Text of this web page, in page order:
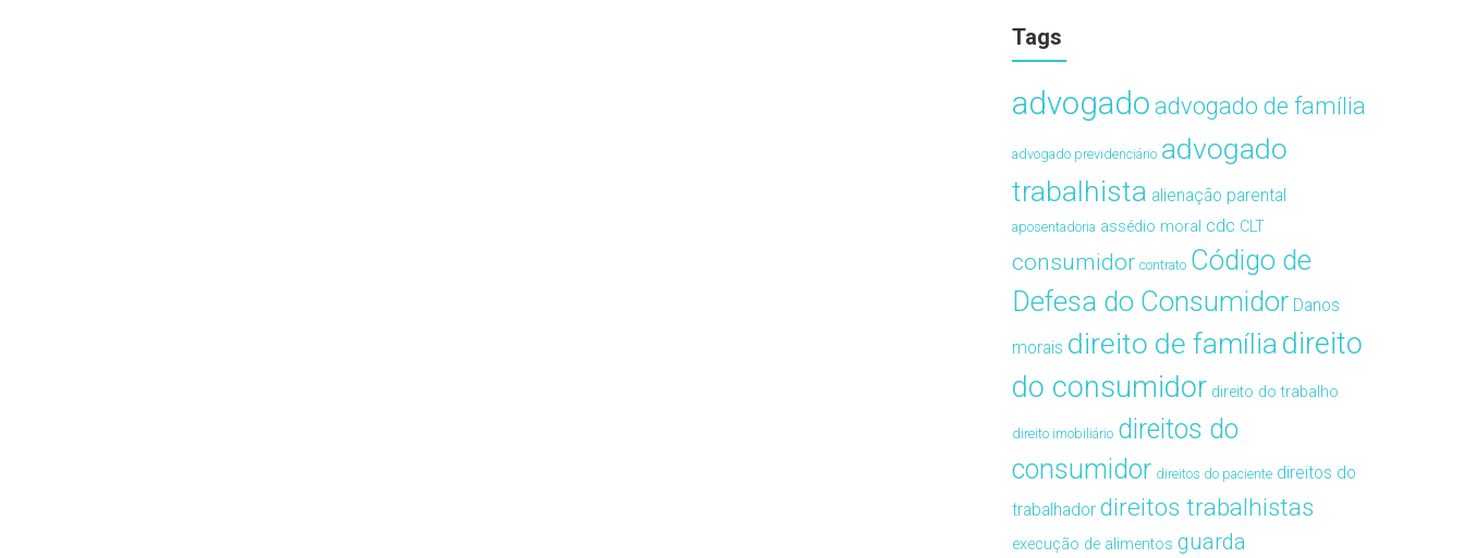
Tags
advogado advogado de família
advogado previdenciário advogado
trabalhista alienação parental
aposentadoria assédio moral cdc CLT
consumidor contrato Código de
Defesa do Consumidor Danos
morais direito de famíliadireito
do consumidor direito do trabalho
direito imobiliário direitos do
consumidor direitos do paciente direitos do
trabalhador direitos trabalhistas
execução de alimentos guarda